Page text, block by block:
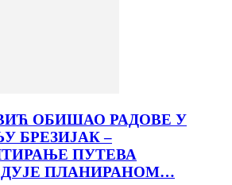
ОБИШАО РАДОВЕ У
БРЕЗИЈАК –
ПУТЕВА
ПЛАНИРАНОМ…